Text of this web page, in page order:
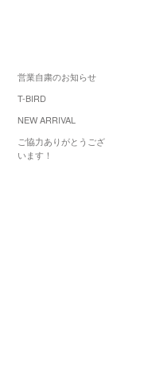
営業自粛のお知らせ
T-BIRD
NEW ARRIVAL
ご協力ありがとうござ
います！